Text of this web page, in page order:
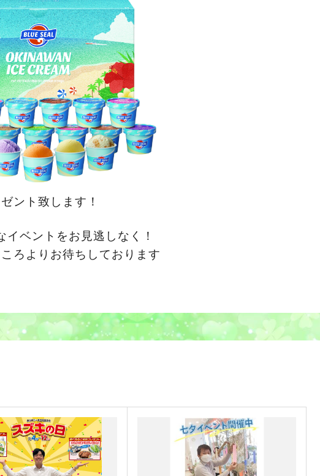
ント致します！
イベントをお見逃しなく！
ろよりお待ちしております